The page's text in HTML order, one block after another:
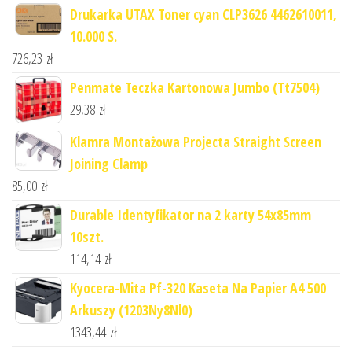
Drukarka UTAX Toner cyan CLP3626 4462610011,
10.000 S.
726,23 zł
Penmate Teczka Kartonowa Jumbo (Tt7504)
29,38 zł
Klamra Montażowa Projecta Straight Screen
Joining Clamp
85,00 zł
Durable Identyfikator na 2 karty 54x85mm
10szt.
114,14 zł
Kyocera-Mita Pf-320 Kaseta Na Papier A4 500
Arkuszy (1203Ny8Nl0)
1343,44 zł